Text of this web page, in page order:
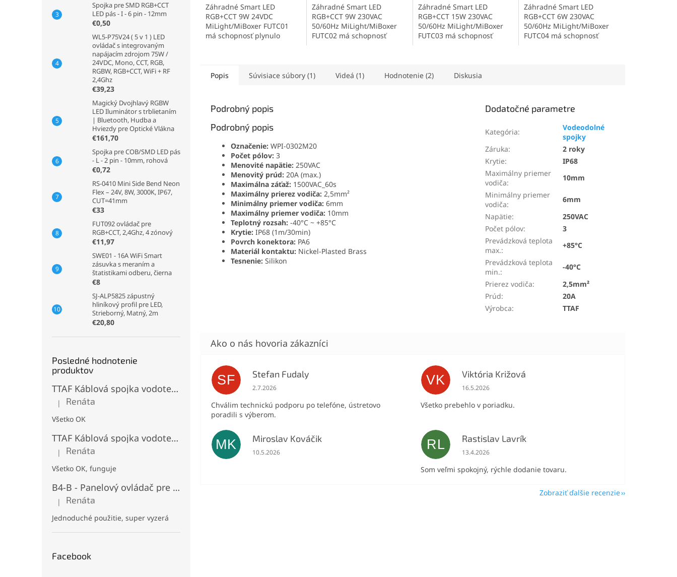
Spojka pre SMD RGB+CCT
LED pás - I - 6 pin - 12mm
€0,50
WL5-P75V24 ( 5 v 1 ) LED
ovládač s integrovaným
napájacím zdrojom 75W /
24VDC, Mono, CCT, RGB,
RGBW, RGB+CCT, WiFi + RF
2,4Ghz
€39,23
Magický Dvojhlavý RGBW
LED Iluminátor s trblietaním
| Bluetooth, Hudba a
Hviezdy pre Optické Vlákna
€161,70
Spojka pre COB/SMD LED pás
- L - 2 pin - 10mm, rohová
€0,72
RS-0410 Mini Side Bend Neon
Flex – 24V, 8W, 3000K, IP67,
CUT=41mm
€33
FUT092 ovládač pre
RGB+CCT, 2,4Ghz, 4 zónový
€11,97
SWE01 - 16A WiFi Smart
zásuvka s meraním a
štatistikami odberu, čierna
€8
SJ-ALP5825 zápustný
hliníkový profil pre LED,
Strieborný, Matný, 2m
€20,80
Posledné hodnotenie
produktov
TTAF Káblová spojka vodotesná IP68, Typu "T" , 3 pinová, 20A, 2,5mm², M20
Hodnotenie produktu je 5 z 5 hviezdičiek.
| Renáta
Všetko OK
TTAF Káblová spojka vodotesná IP68, "I" Priama, 3 pinová, 20A, 2,5mm², M20
Hodnotenie produktu je 5 z 5 hviezdičiek.
| Renáta
Všetko OK, funguje
B4-B - Panelový ovládač pre RGB+CCT LED, Čierny, Batériový 2xAAA (3V), Magnetický, RF 2,4GHz, 4 zóny
Hodnotenie produktu je 5 z 5 hviezdičiek.
| Renáta
Jednoduché použitie, super vyzerá
Facebook
Záhradné Smart LED
RGB+CCT 9W 24VDC
MiLight/MiBoxer FUTC01
má schopnosť plynulo
Záhradné Smart LED
RGB+CCT 9W 230VAC
50/60Hz MiLight/MiBoxer
FUTC02 má schopnosť
Záhradné Smart LED
RGB+CCT 15W 230VAC
50/60Hz MiLight/MiBoxer
FUTC03 má schopnosť
Záhradné Smart LED
RGB+CCT 6W 230VAC
50/60Hz MiLight/MiBoxer
FUTC04 má schopnosť
Popis Súvisiace súbory (1) Videá (1) Hodnotenie (2) Diskusia
Podrobný popis
Podrobný popis
Označenie: WPI-0302M20
Počet pólov: 3
Menovité napätie: 250VAC
Menovitý prúd: 20A (max.)
Maximálna záťaž: 1500VAC_60s
Maximálny prierez vodiča: 2,5mm²
Minimálny priemer vodiča: 6mm
Maximálny priemer vodiča: 10mm
Teplotný rozsah: -40°C ~ +85°C
Krytie: IP68 (1m/30min)
Povrch konektora: PA6
Materiál kontaktu: Nickel-Plasted Brass
Tesnenie: Silikon
Dodatočné parametre
Kategória:
Vodeodolné
spojky
Záruka:
2 roky
Krytie:
IP68
Maximálny priemer
vodiča:
10mm
Minimálny priemer
vodiča:
6mm
Napätie:
250VAC
Počet pólov:
3
Prevádzková teplota
max.:
+85°C
Prevádzková teplota
min.:
-40°C
Prierez vodiča:
2,5mm²
Prúd:
20A
Výrobca: TTAF
SF Stefan Fudaly
Hodnotenie obchodu je 5 z 5 hviezdičiek.
2.7.2026
Chválim technickú podporu po telefóne, ústretovo
poradili s výberom.
VK Viktória Križová
Hodnotenie obchodu je 5 z 5 hviezdičiek.
16.5.2026
Všetko prebehlo v poriadku.
MK Miroslav Kováčik
Hodnotenie obchodu je 5 z 5 hviezdičiek.
10.5.2026
RL Rastislav Lavrík
Hodnotenie obchodu je 5 z 5 hviezdičiek.
13.4.2026
Som veľmi spokojný, rýchle dodanie tovaru.
Zobraziť ďalšie recenzie